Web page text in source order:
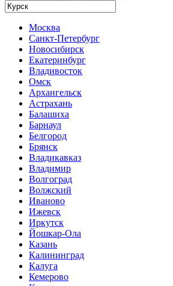
Москва
Санкт-Петербург
Новосибирск
Екатеринбург
Владивосток
Омск
Архангельск
Астрахань
Балашиха
Барнаул
Белгород
Брянск
Владикавказ
Владимир
Волгоград
Волжский
Иваново
Ижевск
Иркутск
Йошкар-Ола
Казань
Калининград
Калуга
Кемерово